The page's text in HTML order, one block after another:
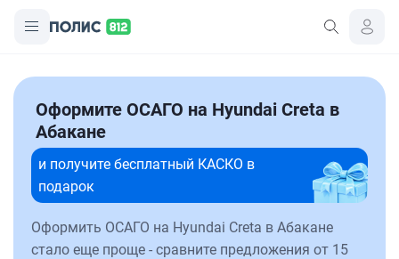
Оформите ОСАГО на Hyundai Creta в
Абакане
и получите бесплатный КАСКО в
подарок
Оформить ОСАГО на Hyundai Creta в Абакане
стало еще проще - сравните предложения от 15